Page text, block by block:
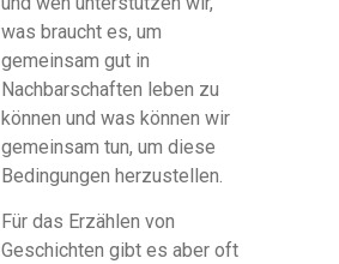
was braucht es, um
gemeinsam gut in
Nachbarschaften leben zu
können und was können wir
gemeinsam tun, um diese
Bedingungen herzustellen.
Für das Erzählen von
Geschichten gibt es aber oft